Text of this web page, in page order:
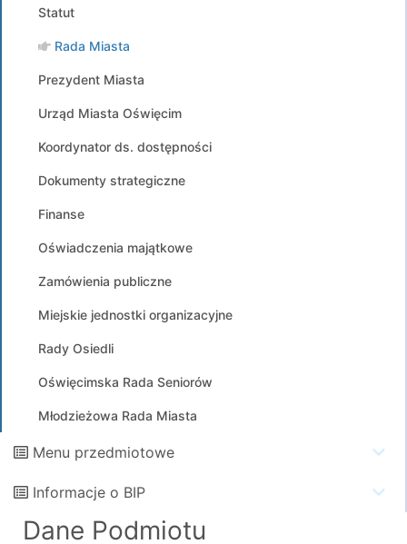
Statut
Rada Miasta
Prezydent Miasta
Urząd Miasta Oświęcim
Koordynator ds. dostępności
Dokumenty strategiczne
Finanse
Oświadczenia majątkowe
Zamówienia publiczne
Miejskie jednostki organizacyjne
Rady Osiedli
Oświęcimska Rada Seniorów
Młodzieżowa Rada Miasta
Menu przedmiotowe
Informacje o BIP
Dane Podmiotu